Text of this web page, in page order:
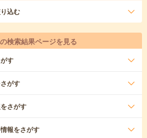
込む
検索結果ページを見る
す
がす
さがす
報をさがす